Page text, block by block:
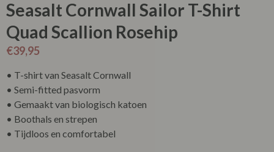
Seasalt Cornwall Sailor T-Shirt
Quad Scallion Rosehip
€39,95
• T-shirt van Seasalt Cornwall
• Semi-fitted pasvorm
• Gemaakt van biologisch katoen
• Boothals en strepen
• Tijdloos en comfortabel